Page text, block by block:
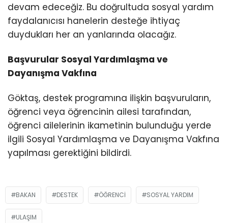
devam edeceğiz. Bu doğrultuda sosyal yardım
faydalanıcısı hanelerin desteğe ihtiyaç
duydukları her an yanlarında olacağız.
Başvurular Sosyal Yardımlaşma ve
Dayanışma Vakfına
Göktaş, destek programına ilişkin başvuruların,
öğrenci veya öğrencinin ailesi tarafından,
öğrenci ailelerinin ikametinin bulunduğu yerde
ilgili Sosyal Yardımlaşma ve Dayanışma Vakfına
yapılması gerektiğini bildirdi.
BAKAN DESTEK ÖĞRENCI SOSYAL YARDIM
ULAŞIM